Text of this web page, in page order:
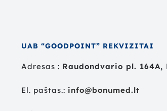
UAB “GOODPOINT” REKVIZITAI
Adresas : Raudondvario pl. 164A,
El. paštas.: info@bonumed.lt